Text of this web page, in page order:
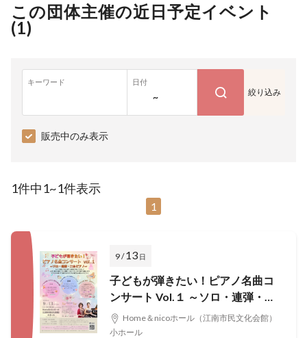
この団体主催の近日予定イベント
(1)
キーワード 日付
~ 絞り込み
販売中のみ表示
1件中1~1件表示
1
9 /13 日
子どもが弾きたい！ピアノ名曲コ
ンサート Vol.１ ～ソロ・連弾・二
台ピアノ～
Home＆nicoホール（江南市民文化会館）
小ホール